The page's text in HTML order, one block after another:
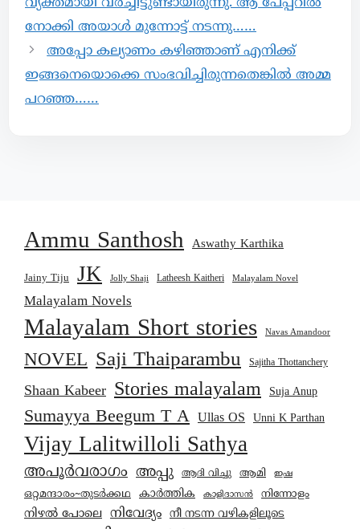
നോക്കി അയാൾ മുന്നോട്ട് നടന്നു……
അപ്പോ കല്യാണം കഴിഞ്ഞാണ് എനിക്ക്
ഇങ്ങനെയൊക്കെ സംഭവിച്ചിരുന്നതെങ്കിൽ അമ്മ
പറഞ്ഞ……
Ammu Santhosh Aswathy Karthika
Jainy Tiju JK Jolly Shaji Latheesh Kaitheri Malayalam Novel
Malayalam Novels
Malayalam Short stories Navas Amandoor
NOVEL Saji Thaiparambu Sajitha Thottanchery
Shaan Kabeer Stories malayalam Suja Anup
Sumayya Beegum T A Ullas OS Unni K Parthan
Vijay Lalitwilloli Sathya
അപൂർവരാഗം അപ്പു ആദി വിച്ചു ആമി ഇഷ
ഒറ്റമന്ദാരം~തുടർക്കഥ കാര്‍ത്തിക കാളിദാസൻ നിന്നോളം
നിഴൽ പോലെ നിവേദ്യം നീ നടന്ന വഴികളിലൂടെ